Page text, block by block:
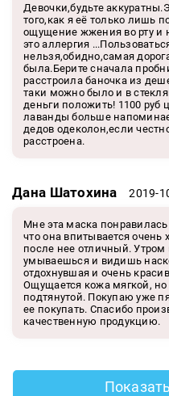
Девочки,будьте
того,как я её только лишь
ощущение жжения во рту и
это аллергия
нельзя,обидно,самая
была.Берите сначала
расстроила баночка из
таки можно было и в
деньги положить! 1100 руб
лаванды больше
дедов одеколон,если
расстроена.
Дана Шатохина 2019-
Мне эта маска понравилась
что она впитывается очень
после нее отличный. Утром
умываешься и видишь
отдохнувшая и очень
Ощущается кожа мягкой,
подтянутой. Покупаю уже
ее покупать. Спасибо
качественную продукцию.